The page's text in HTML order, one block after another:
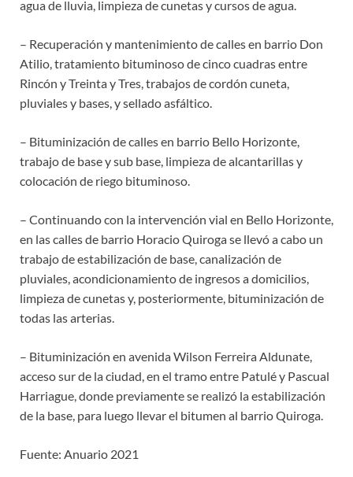
agua de lluvia, limpieza de cunetas y cursos de agua.
– Recuperación y mantenimiento de calles en barrio Don
Atilio, tratamiento bituminoso de cinco cuadras entre
Rincón y Treinta y Tres, trabajos de cordón cuneta,
pluviales y bases, y sellado asfáltico.
– Bituminización de calles en barrio Bello Horizonte,
trabajo de base y sub base, limpieza de alcantarillas y
colocación de riego bituminoso.
– Continuando con la intervención vial en Bello Horizonte,
en las calles de barrio Horacio Quiroga se llevó a cabo un
trabajo de estabilización de base, canalización de
pluviales, acondicionamiento de ingresos a domicilios,
limpieza de cunetas y, posteriormente, bituminización de
todas las arterias.
– Bituminización en avenida Wilson Ferreira Aldunate,
acceso sur de la ciudad, en el tramo entre Patulé y Pascual
Harriague, donde previamente se realizó la estabilización
de la base, para luego llevar el bitumen al barrio Quiroga.
Fuente: Anuario 2021